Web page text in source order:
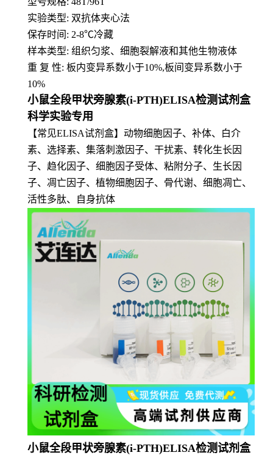
实验类型: 双抗体夹心法
保存时间: 2-8℃冷藏
样本类型: 组织匀浆、细胞裂解液和其他生物液体
重 复 性: 板内变异系数小于10%,板间变异系数小于
10%
小鼠全段甲状旁腺素(i-PTH)ELISA检测试剂盒
科学实验专用
【常见ELISA试剂盒】动物细胞因子、补体、白介
素、选择素、集落刺激因子、干扰素、转化生长因
子、趋化因子、细胞因子受体、粘附分子、生长因
子、凋亡因子、植物细胞因子、骨代谢、细胞凋亡、
活性多肽、自身抗体
小鼠全段甲状旁腺素(i-PTH)ELISA检测试剂盒